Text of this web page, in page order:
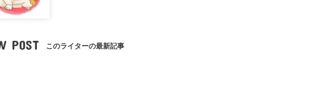
POST このライターの最新記事